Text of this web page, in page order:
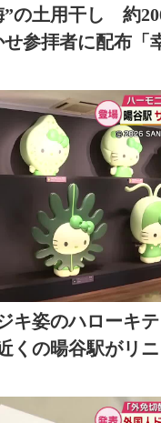
”の土用干し 約
参拝者に配布「
分
キ姿のハローキ
くの暘谷駅がリ